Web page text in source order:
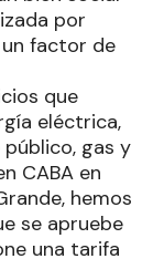
por
factor de
que
eléctrica,
gas y
CABA en
hemos
se apruebe
una tarifa